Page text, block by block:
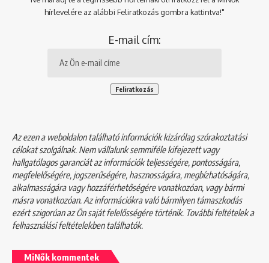
hírlevelére az alábbi Feliratkozás gombra kattintva!"
E-mail cím:
Az ezen a weboldalon található információk kizárólag szórakoztatási
célokat szolgálnak. Nem vállalunk semmiféle kifejezett vagy
hallgatólagos garanciát az információk teljességére, pontosságára,
megfelelőségére, jogszerűségére, hasznosságára, megbízhatóságára,
alkalmasságára vagy hozzáférhetőségére vonatkozóan, vagy bármi
másra vonatkozóan. Az információkra való bármilyen támaszkodás
ezért szigorúan az Ön saját felelősségére történik. További feltételek a
felhasználási feltételekbentalálhatók.
MiNők kommentek